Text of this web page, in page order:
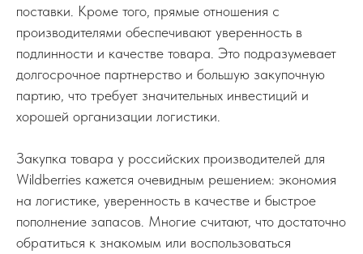
поставки. Кроме того, прямые отношения с
производителями обеспечивают уверенность в
подлинности и качестве товара. Это подразумевает
долгосрочное партнерство и большую закупочную
партию, что требует значительных инвестиций и
хорошей организации логистики.
Закупка товара у российских производителей для
Wildberries кажется очевидным решением: экономия
на логистике, уверенность в качестве и быстрое
пополнение запасов. Многие считают, что достаточно
обратиться к знакомым или воспользоваться